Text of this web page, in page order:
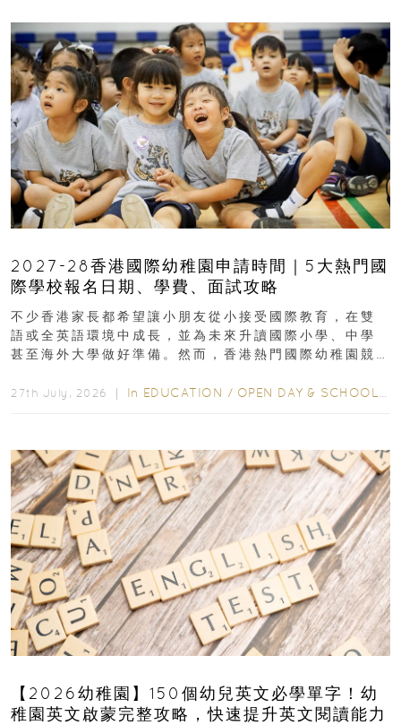
2027-28香港國際幼稚園申請時間｜5大熱門國
際學校報名日期、學費、面試攻略
不少香港家長都希望讓小朋友從小接受國際教育，在雙
語或全英語環境中成長，並為未來升讀國際小學、中學
甚至海外大學做好準備。然而，香港熱門國際幼稚園競
27th July, 2026 ｜ In EDUCATION / OPEN DAY & SCHOOL EVENTS
【2026幼稚園】150個幼兒英文必學單字！幼
稚園英文啟蒙完整攻略，快速提升英文閱讀能力